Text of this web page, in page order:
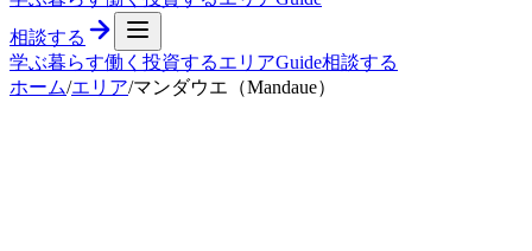
相談する
学ぶ暮らす働く 投資するエリアGuide相談する
ホーム/エリア/マンダウエ（Mandaue）